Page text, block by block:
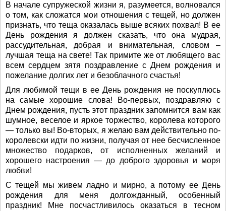
В начале супружеской жизни я, разумеется, волновался
о том, как сложатся мои отношения с тещей, но должен
признать, что теща оказалась выше всяких похвал! В ее
День рождения я должен сказать, что она мудрая,
рассудительная, добрая и внимательная, словом –
лучшая теща на свете! Так примите же от любящего вас
всем сердцем зятя поздравление с Днем рождения и
пожелание долгих лет и безоблачного счастья!
Для любимой тещи в ее День рождения не поскуплюсь
на самые хорошие слова! Во-первых, поздравляю с
Днем рождения, пусть этот праздник запомнится вам как
шумное, веселое и яркое торжество, королева которого
— только вы! Во-вторых, я желаю вам действительно по-
королевски идти по жизни, получая от нее бесчисленное
множество подарков, от исполненных желаний и
хорошего настроения — до доброго здоровья и моря
любви!
С тещей мы живем ладно и мирно, а потому ее День
рождения для меня долгожданный, особенный
праздник! Мне посчастливилось оказаться в тесном